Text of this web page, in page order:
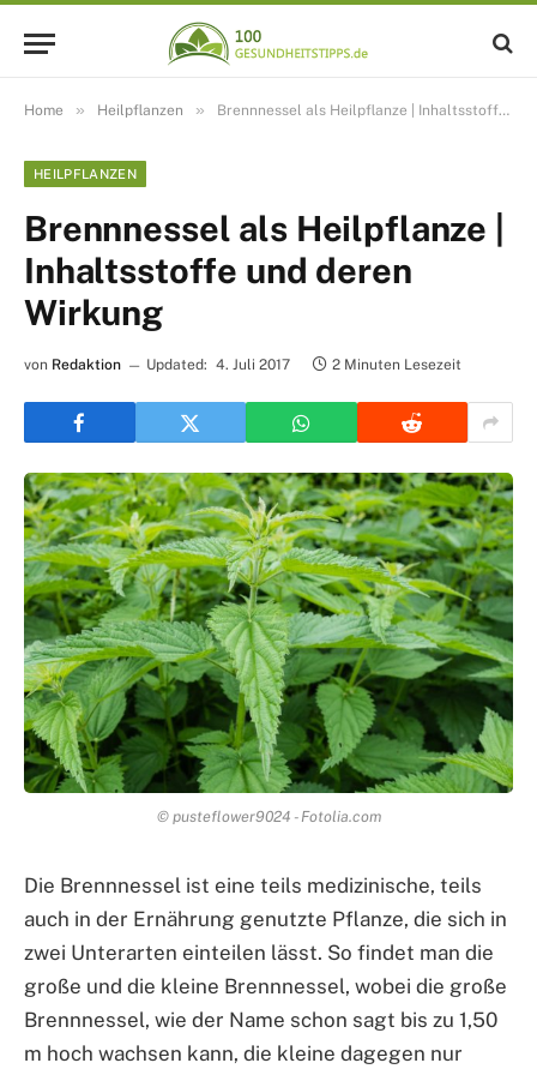
Home » Heilpflanzen » Brennnessel als Heilpflanze | Inhaltsstoffe und deren Wirkung
HEILPFLANZEN
Brennnessel als Heilpflanze |
Inhaltsstoffe und deren
Wirkung
von Redaktion Updated: 4. Juli 2017 2 Minuten Lesezeit
© pusteflower9024 - Fotolia.com
Die Brennnessel ist eine teils medizinische, teils
auch in der Ernährung genutzte Pflanze, die sich in
zwei Unterarten einteilen lässt. So findet man die
große und die kleine Brennnessel, wobei die große
Brennnessel, wie der Name schon sagt bis zu 1,50
m hoch wachsen kann, die kleine dagegen nur